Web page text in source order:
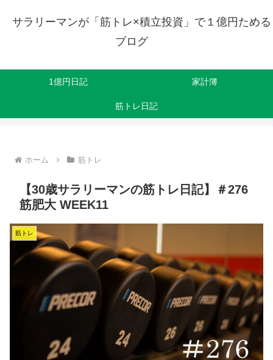
サラリーマンが「筋トレ×積立投資」で１億円ためる
ブログ
1億円日記 家計簿
筋トレ日記
ホーム 筋トレ
【30歳サラリーマンの筋トレ日記】＃276
筋肥大 WEEK11
筋トレ